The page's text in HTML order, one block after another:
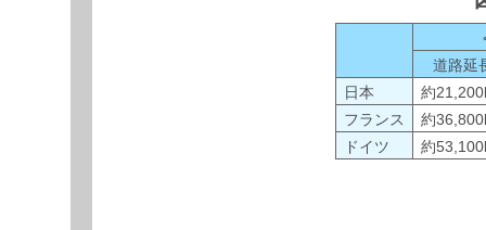
道路延
日本
約
フランス
約
ドイツ
約